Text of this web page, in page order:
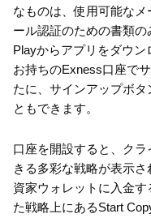
なものは、使用可能な
ール認証のための書類
Playからアプリをダウ
お持ちのExness口座で
たに、サインアップボ
ともできます。
口座を開設すると、ク
きる多彩な戦略が表示
資家ウォレットに入金
た戦略上にあるStart